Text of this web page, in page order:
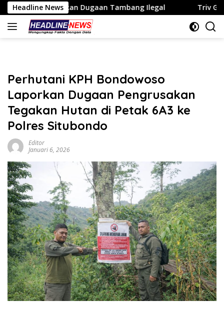
Langsung
ke
konten
Headline News
Dugaan Tambang Ilegal Triv Group dan Gabriel
Perhutani KPH Bondowoso
Laporkan Dugaan Pengrusakan
Tegakan Hutan di Petak 6A3 ke
Polres Situbondo
Editor
Januari 6, 2026